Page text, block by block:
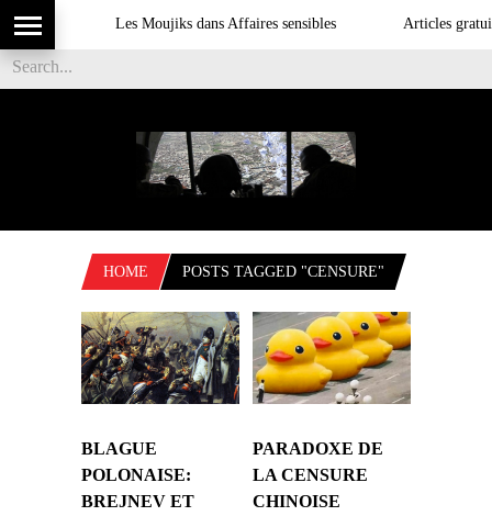
Les Moujiks dans Affaires sensibles Articles
HOME POSTS TAGGED "CENSURE"
BLAGUE
POLONAISE:
BREJNEV ET
PARADOXE DE
LA CENSURE
CHINOISE